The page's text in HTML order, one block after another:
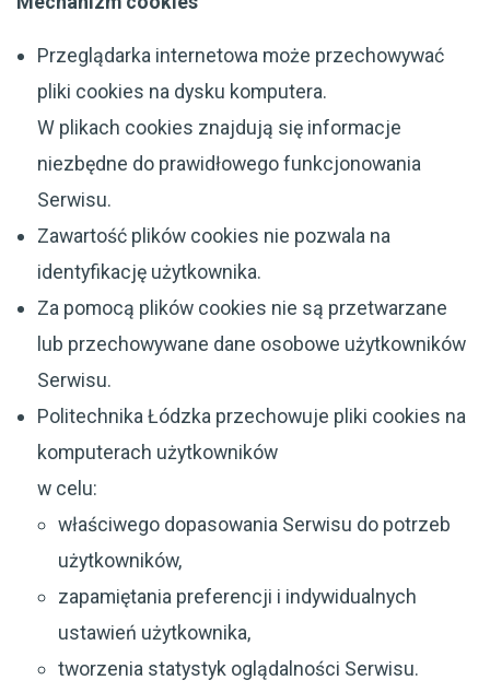
Przeglądarka internetowa może przechowywać
pliki cookies na dysku komputera.
W plikach cookies znajdują się informacje
niezbędne do prawidłowego funkcjonowania
Serwisu.
Zawartość plików cookies nie pozwala na
identyfikację użytkownika.
Za pomocą plików cookies nie są przetwarzane
lub przechowywane dane osobowe użytkowników
Serwisu.
Politechnika Łódzka przechowuje pliki cookies na
komputerach użytkowników
w celu:
właściwego dopasowania Serwisu do potrzeb
użytkowników,
zapamiętania preferencji i indywidualnych
ustawień użytkownika,
tworzenia statystyk oglądalności Serwisu.